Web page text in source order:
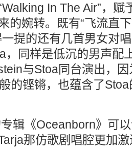
In The Air”，赋
的婉转。既有“飞流直
一提的还有几首男女对
，同样是低沉的男声配
与Stoa同台演出，
的铿锵，也蕴含了
辑《Oceanborn》可
那仿歌剧唱腔更加